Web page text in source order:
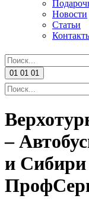
Новости
Статьи
01 01 01
–
и Сибири